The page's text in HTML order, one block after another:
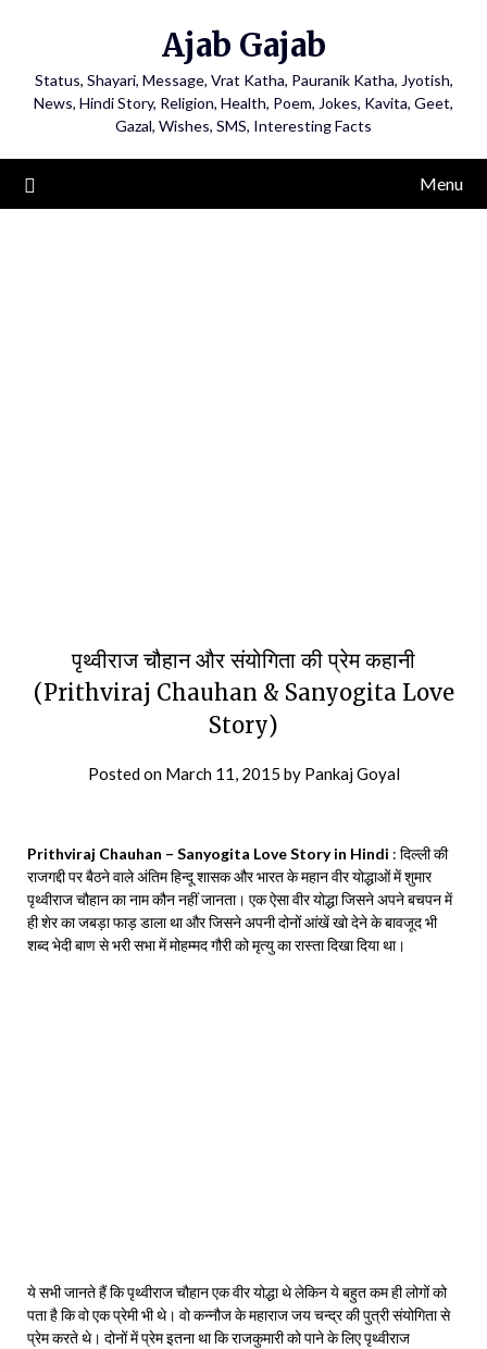
Ajab Gajab
Status, Shayari, Message, Vrat Katha, Pauranik Katha, Jyotish,
News, Hindi Story, Religion, Health, Poem, Jokes, Kavita, Geet,
Gazal, Wishes, SMS, Interesting Facts
Menu
पृथ्वीराज चौहान और संयोगिता की प्रेम कहानी
(Prithviraj Chauhan & Sanyogita Love
Story)
Posted on March 11, 2015 by Pankaj Goyal
Prithviraj Chauhan – Sanyogita Love Story in Hindi : दिल्ली की
राजगद्दी पर बैठने वाले अंतिम हिन्दू शासक और भारत के महान वीर योद्धाओं में शुमार
पृथ्वीराज चौहान का नाम कौन नहीं जानता। एक ऐसा वीर योद्धा जिसने अपने बचपन में
ही शेर का जबड़ा फाड़ डाला था और जिसने अपनी दोनों आंखें खो देने के बावजूद भी
शब्द भेदी बाण से भरी सभा में मोहम्मद गौरी को मृत्यु का रास्ता दिखा दिया था।
ये सभी जानते हैं कि पृथ्वीराज चौहान एक वीर योद्धा थे लेकिन ये बहुत कम ही लोगों को
पता है कि वो एक प्रेमी भी थे। वो कन्नौज के महाराज जय चन्द्र की पुत्री संयोगिता से
प्रेम करते थे। दोनों में प्रेम इतना था कि राजकुमारी को पाने के लिए पृथ्वीराज